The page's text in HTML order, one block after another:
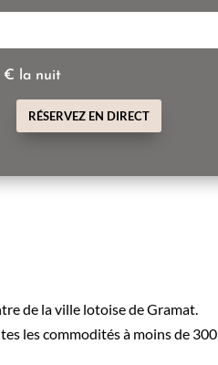
€ la nuit
RÉSERVEZ EN DIRECT
de la ville lotoise de Gramat.
les commodités à moins de 300